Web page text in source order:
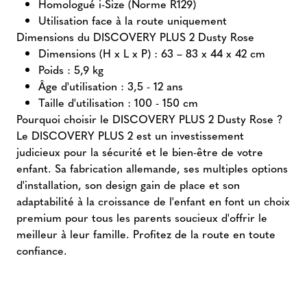
Homologué i-Size (Norme R129)
Utilisation face à la route uniquement
Dimensions du DISCOVERY PLUS 2 Dusty Rose
Dimensions (H x L x P) : 63 – 83 x 44 x 42 cm
Poids : 5,9 kg
Âge d'utilisation : 3,5 - 12 ans
Taille d'utilisation : 100 - 150 cm
Pourquoi choisir le DISCOVERY PLUS 2 Dusty Rose ?
Le DISCOVERY PLUS 2 est un investissement
judicieux pour la sécurité et le bien-être de votre
enfant. Sa fabrication allemande, ses multiples options
d'installation, son design gain de place et son
adaptabilité à la croissance de l'enfant en font un choix
premium pour tous les parents soucieux d'offrir le
meilleur à leur famille. Profitez de la route en toute
confiance.